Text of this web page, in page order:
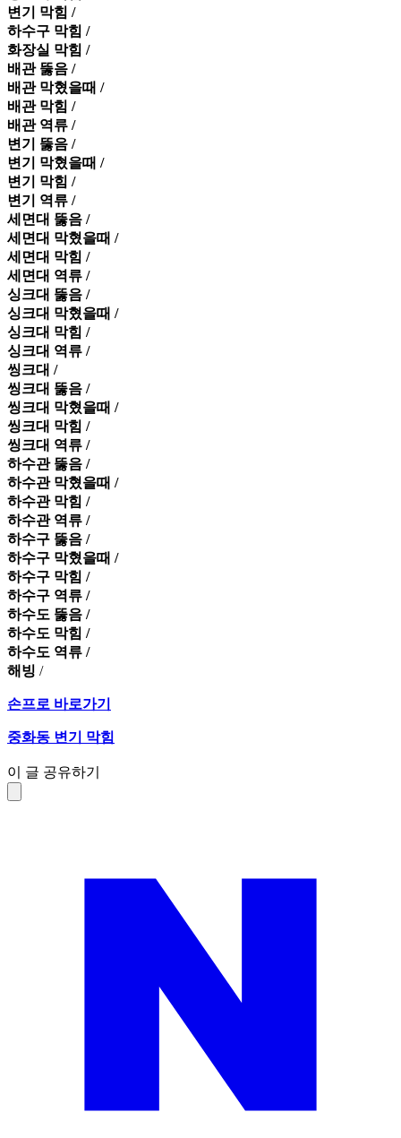
변기 막힘 /
하수구 막힘 /
화장실 막힘 /
배관 뚫음 /
배관 막혔을때 /
배관 막힘 /
배관 역류 /
변기 뚫음 /
변기 막혔을때 /
변기 막힘 /
변기 역류 /
세면대 뚫음 /
세면대 막혔을때 /
세면대 막힘 /
세면대 역류 /
싱크대 뚫음 /
싱크대 막혔을때 /
싱크대 막힘 /
싱크대 역류 /
씽크대 /
씽크대 뚫음 /
씽크대 막혔을때 /
씽크대 막힘 /
씽크대 역류 /
하수관 뚫음 /
하수관 막혔을때 /
하수관 막힘 /
하수관 역류 /
하수구 뚫음 /
하수구 막혔을때 /
하수구 막힘 /
하수구 역류 /
하수도 뚫음 /
하수도 막힘 /
하수도 역류 /
해빙 /
손프로 바로가기
중화동 변기 막힘
이 글 공유하기